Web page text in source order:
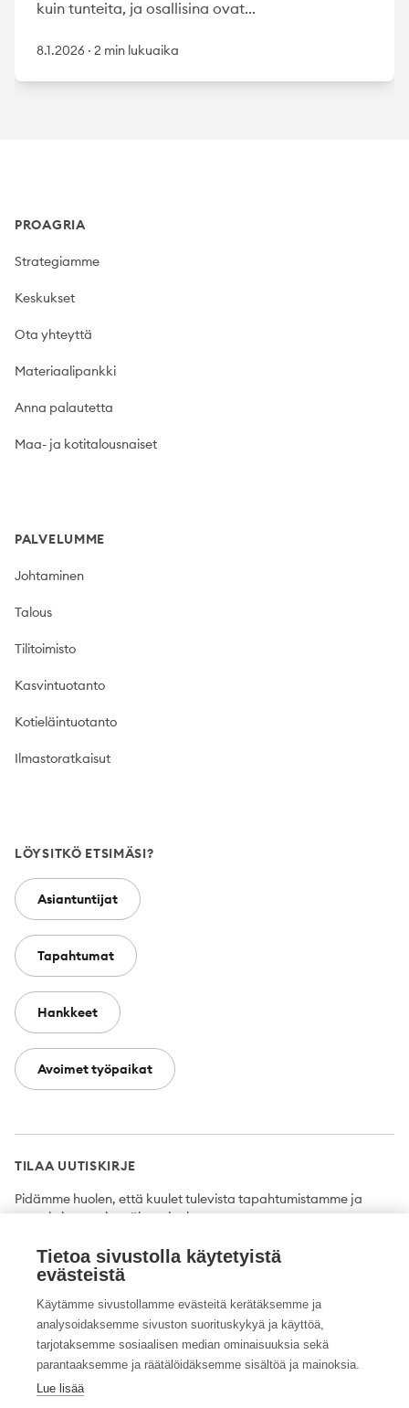
kuin tunteita, ja osallisina ovat...
8.1.2026 · 2 min lukuaika
PROAGRIA
Strategiamme
Keskukset
Ota yhteyttä
Materiaalipankki
Anna palautetta
Maa- ja kotitalousnaiset
PALVELUMME
Johtaminen
Talous
Tilitoimisto
Kasvintuotanto
Kotieläintuotanto
Ilmastoratkaisut
LÖYSITKÖ ETSIMÄSI?
Asiantuntijat
Tapahtumat
Hankkeet
Avoimet työpaikat
TILAA UUTISKIRJE
Pidämme huolen, että kuulet tulevista tapahtumistamme ja
uutuuksista ensimmäisten joukossa.
Tilaa
Twitter FacebookYouTubeInstagramLinkedIn
Tietoa sivustolla käytetyistä
evästeistä
Käytämme sivustollamme evästeitä kerätäksemme ja
analysoidaksemme sivuston suorituskykyä ja käyttöä,
tarjotaksemme sosiaalisen median ominaisuuksia sekä
parantaaksemme ja räätälöidäksemme sisältöä ja mainoksia.
Lue lisää